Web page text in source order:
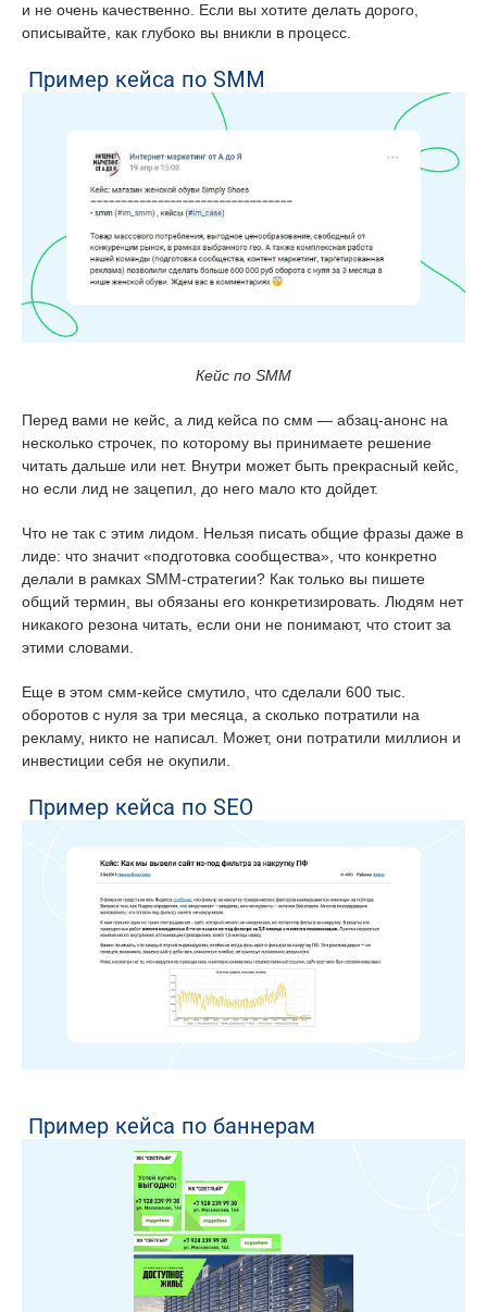
и не очень качественно. Если вы хотите делать дорого,
описывайте, как глубоко вы вникли в процесс.
Пример кейса по SMM
Кейс по SMM
Перед вами не кейс, а лид кейса по смм — абзац-анонс на
несколько строчек, по которому вы принимаете решение
читать дальше или нет. Внутри может быть прекрасный кейс,
но если лид не зацепил, до него мало кто дойдет.
Что не так с этим лидом. Нельзя писать общие фразы даже в
лиде: что значит «подготовка сообщества», что конкретно
делали в рамках SMM-стратегии? Как только вы пишете
общий термин, вы обязаны его конкретизировать. Людям нет
никакого резона читать, если они не понимают, что стоит за
этими словами.
Еще в этом смм-кейсе смутило, что сделали 600 тыс.
оборотов с нуля за три месяца, а сколько потратили на
рекламу, никто не написал. Может, они потратили миллион и
инвестиции себя не окупили.
Пример кейса по SEO
Пример кейса по баннерам